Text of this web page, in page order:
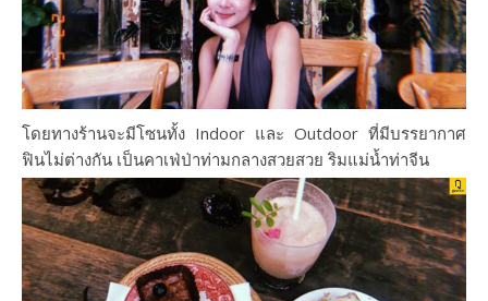
โดยทางร้านจะมีโซนทั้ง Indoor และ Outdoor ที่มีบรรยากาศ
ฟินไม่ต่างกัน เป็นคาเฟ่ป่าท่ามกลางสวยสวย ริมแม่น้ำท่าจีน